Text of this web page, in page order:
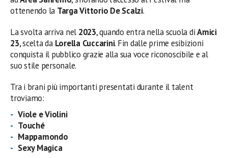
ottenendo la Targa Vittorio De Scalzi.
La svolta arriva nel 2023, quando entra nella scuola diAmici
23, scelta da Lorella Cuccarini. Fin dalle prime esibizioni
conquista il pubblico grazie alla sua voce riconoscibile e al
suo stile personale.
Tra i brani più importanti presentati durante il talent
troviamo:
Viole e Violini
Touché
Mappamondo
Sexy Magica